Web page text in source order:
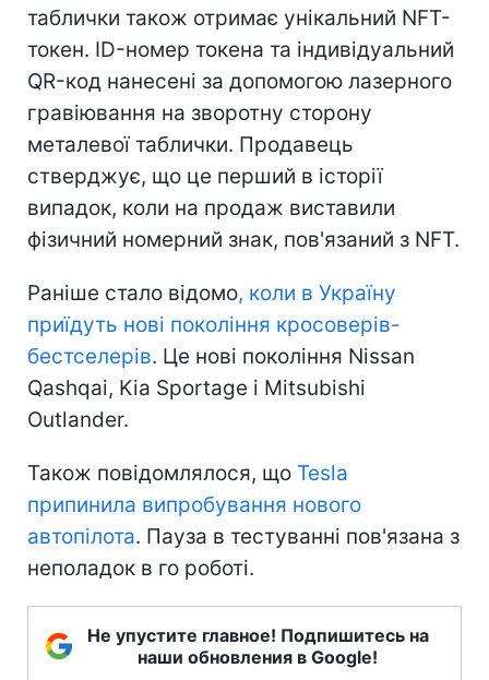
таблички також отримає унікальний NFT-
токен. ID-номер токена та індивідуальний
QR-код нанесені за допомогою лазерного
гравіювання на зворотну сторону
металевої таблички. Продавець
стверджує, що це перший в історії
випадок, коли на продаж виставили
фізичний номерний знак, пов'язаний з NFT.
Раніше стало відомо, коли в Україну
приїдуть нові покоління кросоверів-
бестселерів. Це нові покоління Nissan
Qashqai, Kia Sportage і Mitsubishi
Outlander.
Також повідомлялося, що Tesla
припинила випробування нового
автопілота. Пауза в тестуванні пов'язана з
неполадок в го роботі.
Не упустите главное! Подпишитесь на
наши обновления в Google!